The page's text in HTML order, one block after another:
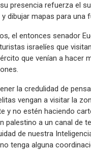
presencia refuerza el
dibujar mapas para una
el entonces senador
israelíes que
que venían a hacer
la credulidad de
vengan a visitar la
y no estén haciendo
palestino a un canal de
de nuestra
tenga alguna